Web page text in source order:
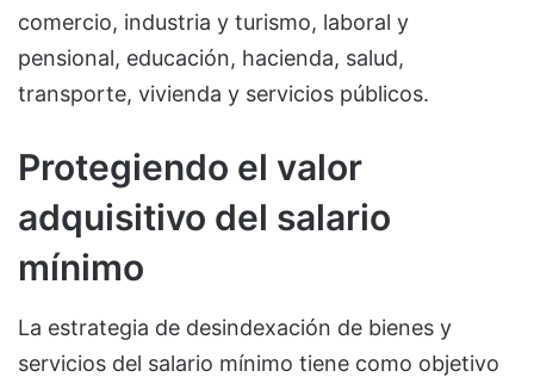
comercio, industria y turismo, laboral y
pensional, educación, hacienda, salud,
transporte, vivienda y servicios públicos.
Protegiendo el valor
adquisitivo del salario
mínimo
La estrategia de desindexación de bienes y
servicios del salario mínimo tiene como objetivo